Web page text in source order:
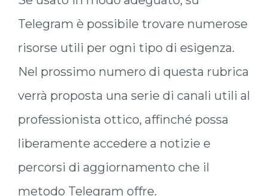
Telegram è possibile trovare numerose
risorse utili per ogni tipo di esigenza.
Nel prossimo numero di questa rubrica
verrà proposta una serie di canali utili al
professionista ottico, affinché possa
liberamente accedere a notizie e
percorsi di aggiornamento che il
metodo Telegram offre.